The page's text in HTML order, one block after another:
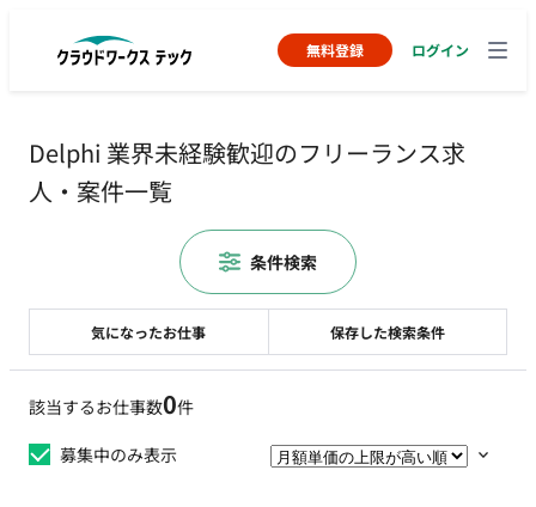
無料登録 ログイン
Delphi 業界未経験歓迎のフリーランス求
人・案件一覧
該当するお仕事数0件
募集中のみ表示
気になったお仕事 保存した検索条件
条件検索